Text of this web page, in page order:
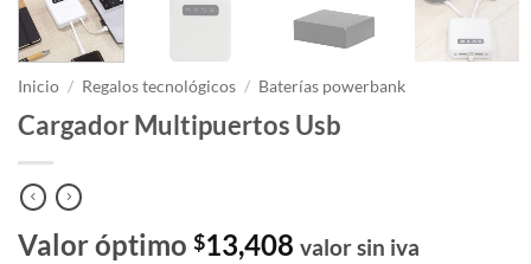
Inicio / Regalos tecnológicos / Baterías powerbank
Cargador Multipuertos Usb
Valor óptimo $13,408 valor sin iva